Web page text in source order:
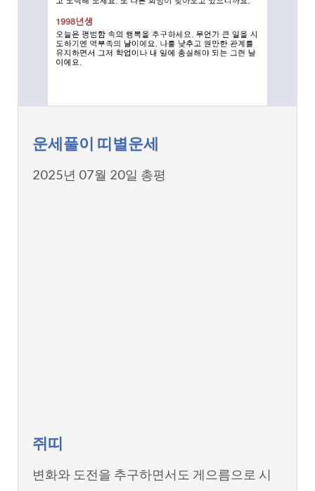
운세풀이 띠별운세
2025년 07월 20일 총평
쥐띠
변화와 도전을 추구하면서도 게으름으로 시